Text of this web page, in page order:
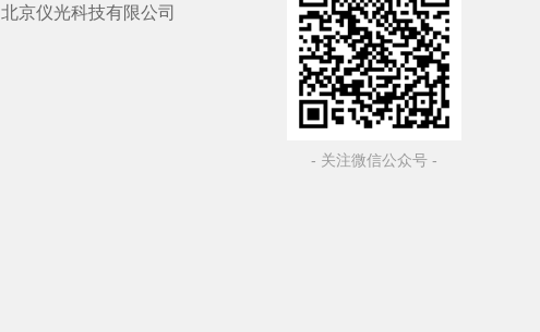
北京仪光科技有限公司
- 关注微信公众号 -